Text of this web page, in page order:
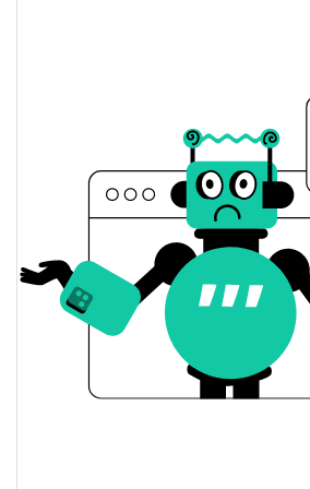
Dünkü Değişim
Bitcoin Fiyat Geçmişi
7g Düşük/7g Yüksek